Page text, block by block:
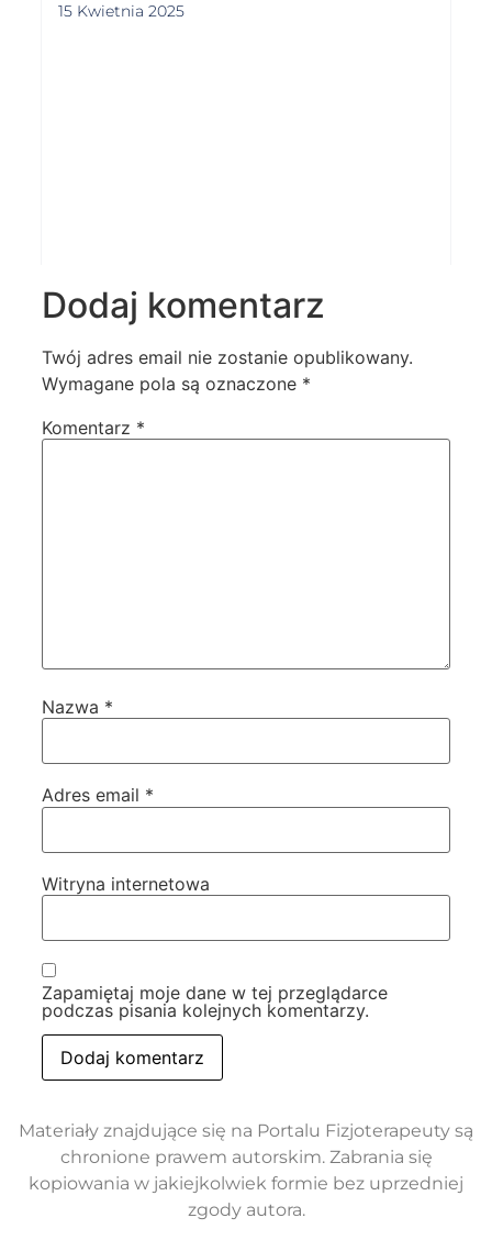
15 Kwietnia 2025
Dodaj komentarz
Twój adres email nie zostanie opublikowany.
Wymagane pola są oznaczone *
Komentarz *
Nazwa *
Adres email *
Witryna internetowa
Zapamiętaj moje dane w tej przeglądarce
podczas pisania kolejnych komentarzy.
Materiały znajdujące się na Portalu Fizjoterapeuty są
chronione prawem autorskim. Zabrania się
kopiowania w jakiejkolwiek formie bez uprzedniej
zgody autora.